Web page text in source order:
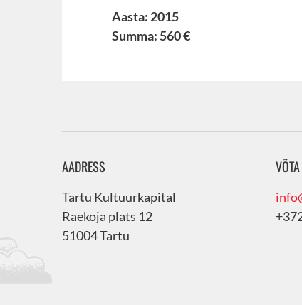
Aasta: 2015
Summa: 560 €
AADRESS
Tartu Kultuurkapital
Raekoja plats 12
51004 Tartu